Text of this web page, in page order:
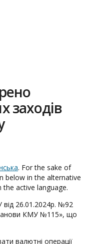
заходів
. For the sake of
below in the alternative
active language.
від 26.01.2024р. №92
КМУ №115», що
валютні операції